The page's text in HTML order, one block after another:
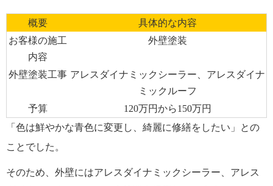
概要
具体的な内容
お客様の施工
内容
外壁塗装
外壁塗装工事 アレスダイナミックシーラー、アレスダイナ
ミックルーフ
予算
120万円から150万円
「色は鮮やかな青色に変更し、綺麗に修繕をしたい」との
ことでした。
そのため、外壁にはアレスダイナミックシーラー、アレス